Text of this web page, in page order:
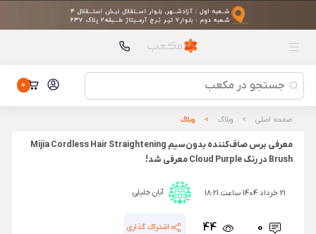
محصولات پیشنهادی
چراغ قوه شارژی شیائومی مدل HOTO QWSDT005
هدست بی سیم انکر مدل Soundcore Q11i A3005
گوش پاک‌ کن تصویری شیائومی مدل Bebird Note 3 Pro
تاچ و ال سی دی شیائومی پوکو ام 3 / ردمی 9 تی | TOUCH LCD
XIAOMI POCO M3 / REDMI 9T
/ L10s Pro Gen2 / Xiaomi X20 PLUS / S10 Plus / X10 Plus
چراغ قوه شارژی شیائومی مدل HOTO QWSDT005
گوش پاک‌ کن تصویری شیائومی مدل Bebird Note 3 Pro
XIAOMI POCO M3 / REDMI 9T
Pro / L10s Pro Gen2 / Xiaomi X20 PLUS / S10 Plus / X10 Plus
0
صفحه اصلی وبلاگ وبلاگ
معرفی برس صاف‌کننده بدون‌سیم Mijia Cordless Hair Straightening
Brush در رنگ Cloud Purple معرفی شد!
21 خرداد 1404 ساعت 18:21 آبان جلیلی
اشتراک گذاری